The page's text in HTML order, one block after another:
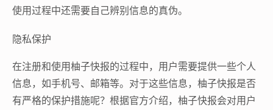
使用过程中还需要自己辨别信息的真伪。
隐私保护
在注册和使用柚子快报的过程中，用户需要提供一些个人
信息，如手机号、邮箱等。对于这些信息，柚子快报是否
有严格的保护措施呢？根据官方介绍，柚子快报会对用户